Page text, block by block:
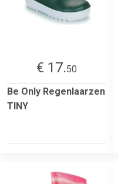
€ 17.50
Be Only Regenlaarzen
TINY